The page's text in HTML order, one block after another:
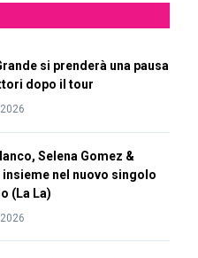
si prenderà una pausa
dopo il tour
Selena Gomez &
insieme nel nuovo singolo
(La La)